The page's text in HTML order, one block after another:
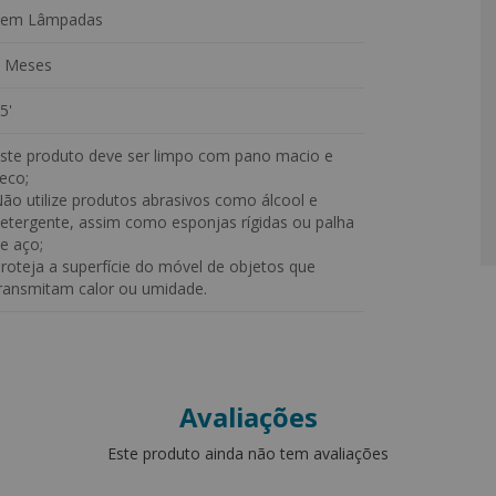
Lâmpadas
Meses
produto deve ser limpo com pano macio e
utilize produtos abrasivos como álcool e
assim como esponjas rígidas ou palha
aço;
a superfície do móvel de objetos que
calor ou umidade.
Avaliações
Este produto ainda não tem avaliações